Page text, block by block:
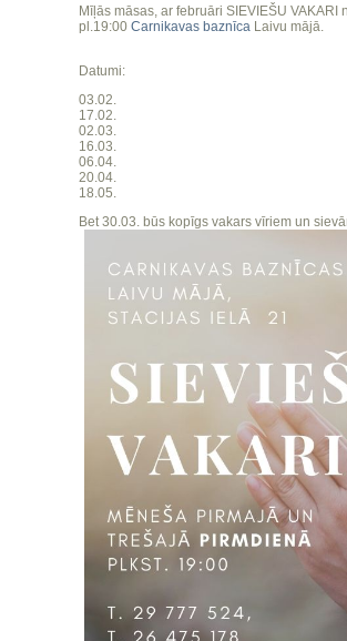
Mīļās māsas, ar februāri SIEVIEŠU
pl.19:00 Carnikavas baznīca Laivu mājā.
Datumi:
03.02.
17.02.
02.03.
16.03.
06.04.
20.04.
18.05.
Bet 30.03. būs kopīgs vakars vīriem un